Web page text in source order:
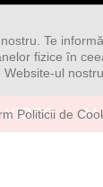
VIDEO
Te
fizice în
ul
Politicii de